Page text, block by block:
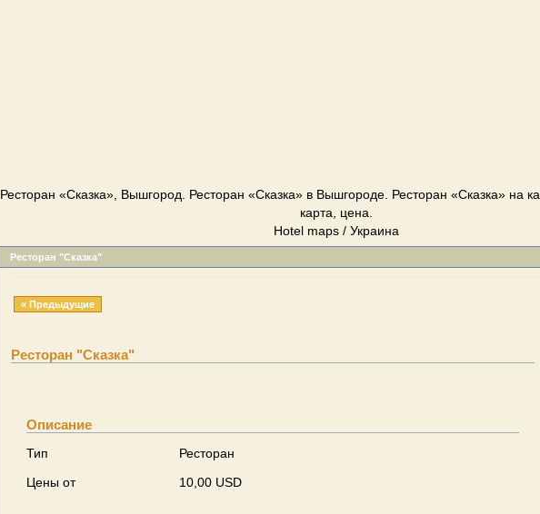
Ресторан «Сказка», Вышгород. Ресторан «Сказка» в Вышгороде. Ресторан «Сказка» на
карта, цена.
Hotel maps / Украина
Ресторан "Сказка"
« Предыдущие
Ресторан "Сказка"
Описание
Тип
Ресторан
Цены от
10,00 USD